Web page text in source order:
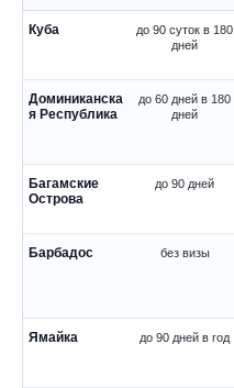
Куба
до 90 суток в 180
дней
Доминиканска
я Республика
до 60 дней в 180
дней
Багамские
Острова
до 90 дней
Барбадос без визы
Ямайка до 90 дней в год